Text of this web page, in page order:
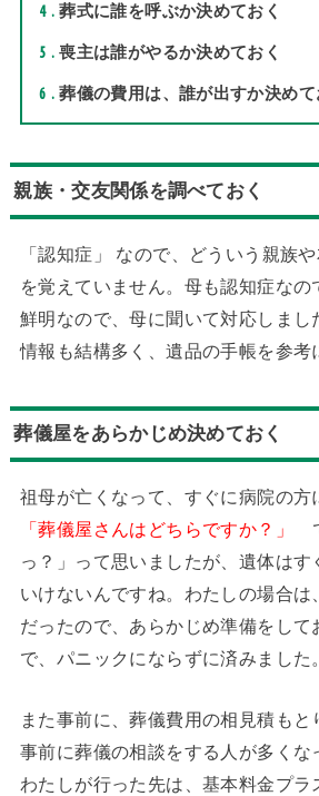
4 葬式に誰を呼ぶか決めておく
5 喪主は誰がやるか決めておく
6 葬儀の費用は、誰が出すか決めて
親族・交友関係を調べておく
「認知症」 なので、どういう親族
を覚えていません。母も認知症なの
鮮明なので、母に聞いて対応しまし
情報も結構多く、遺品の手帳を参考
葬儀屋をあらかじめ決めておく
祖母が亡くなって、すぐに病院の方
「葬儀屋さんはどちらですか？」
っ？」って思いましたが、遺体はす
いけないんですね。わたしの場合は
だったので、あらかじめ準備をして
で、パニックにならずに済みました。
また事前に、葬儀費用の相見積もと
事前に葬儀の相談をする人が多くな
わたしが行った先は、基本料金プラ